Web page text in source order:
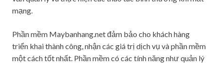
mạng.
Phần mềm Maybanhang.net đảm bảo cho khách hàng
triển khai thành công, nhận các giá trị dịch vụ và phần mềm
một cách tốt nhất. Phần mềm có các tính năng như quản lý